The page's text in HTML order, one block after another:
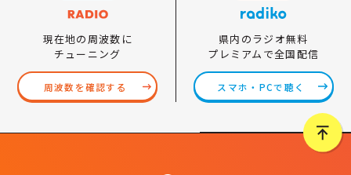
現在地の周波数に
チューニング
周波数を確認する
県内のラジオ無料
プレミアムで全国配信
スマホ・PCで聴く